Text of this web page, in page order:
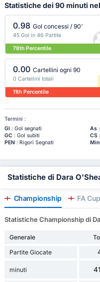
Statistiche dei 90 minuti
0.98 Gol concessi / 90'
45 Gol in 46 Partite
78th Percentile
0.00 Cartellini ogni 90
0 Cartellini totali
11th Percentile
Termini :
Gl : Gol segnati As:
GC : Gol subiti CS:
PEN: Rigori Segnati
Statistiche di Dara
Championship FA Cup
Statistiche Championship di
Generale
Partite Giocate
minuti